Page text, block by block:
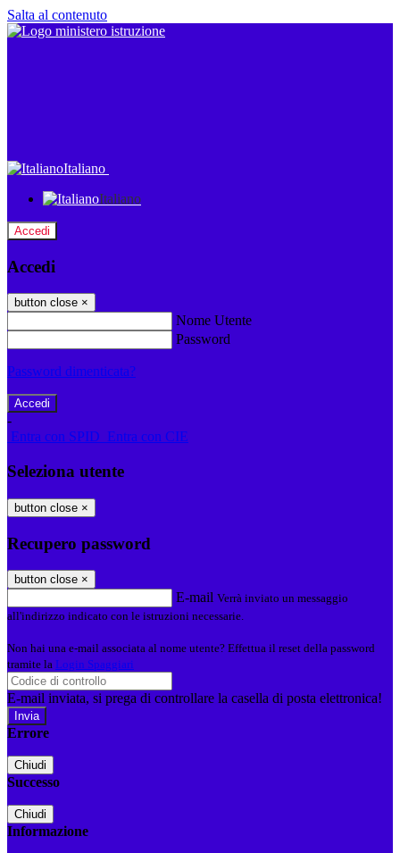
Salta al contenuto
Italiano
Italiano
Accedi
Accedi
button close ×
Nome Utente
Password
Password dimenticata?
-
Entra con SPID Entra con CIE
Seleziona utente
button close ×
Recupero password
button close ×
E-mail Verrà inviato un messaggio
all'indirizzo indicato con le istruzioni necessarie.
Non hai una e-mail associata al nome utente? Effettua il reset della password
tramite la Login Spaggiari
E-mail inviata, si prega di controllare la casella di posta elettronica!
Errore
Chiudi
Successo
Chiudi
Informazione